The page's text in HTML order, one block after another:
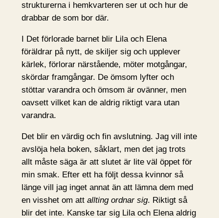
strukturerna i hemkvarteren ser ut och hur de
drabbar de som bor där.
I Det förlorade barnet blir Lila och Elena
föräldrar på nytt, de skiljer sig och upplever
kärlek, förlorar närstående, möter motgångar,
skördar framgångar. De ömsom lyfter och
stöttar varandra och ömsom är ovänner, men
oavsett vilket kan de aldrig riktigt vara utan
varandra.
Det blir en värdig och fin avslutning. Jag vill inte
avslöja hela boken, såklart, men det jag trots
allt måste säga är att slutet är lite väl öppet för
min smak. Efter ett ha följt dessa kvinnor så
länge vill jag inget annat än att lämna dem med
en visshet om att allting ordnar sig. Riktigt så
blir det inte. Kanske tar sig Lila och Elena aldrig